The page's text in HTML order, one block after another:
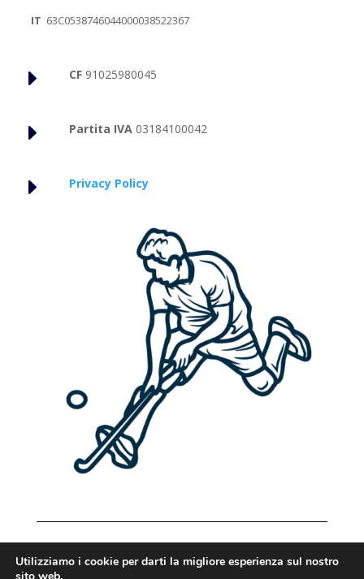
IT 63C0538746044000038522367
E CF91025980045
E Partita IVA03184100042
E Privacy Policy
Utilizziamo i cookie per darti la migliore esperienza sul nostro